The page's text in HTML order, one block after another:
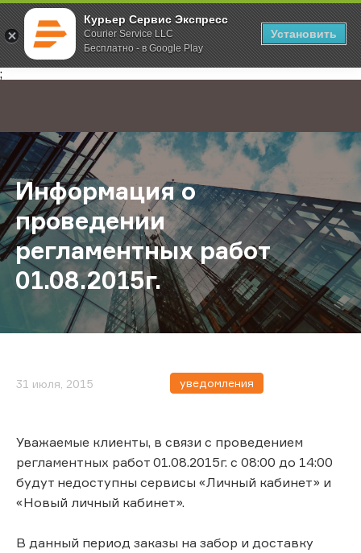
Курьер Сервис Экспресс
Courier Service LLC
Бесплатно - в Google Play
Установить
;
Главная О компании Новости Информация о проведении
Информация о
проведении
регламентных работ
01.08.2015г.
31 июля, 2015 уведомления
Уважаемые клиенты, в связи с проведением
регламентных работ 01.08.2015г. с 08:00 до 14:00
будут недоступны сервисы «Личный кабинет» и
«Новый личный кабинет».
В данный период заказы на забор и доставку